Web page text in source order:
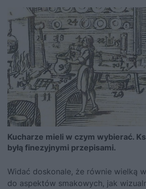
Kucharze mieli w czym wybierać.
byłą finezyjnymi przepisami.
Widać doskonale, że równie wielką
do aspektów smakowych, jak